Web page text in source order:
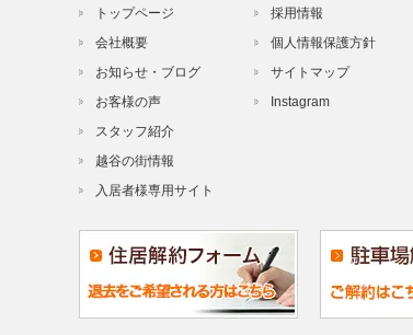
トップページ
会社概要
お知らせ・ブログ
お客様の声
スタッフ紹介
越谷の街情報
入居者様専用サイト
採用情報
個人情報保護方針
サイトマップ
Instagram